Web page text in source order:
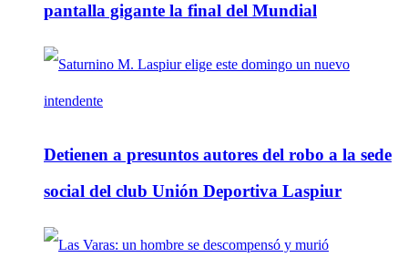
pantalla gigante la final del Mundial
Detienen a presuntos autores del robo a la sede
social del club Unión Deportiva Laspiur